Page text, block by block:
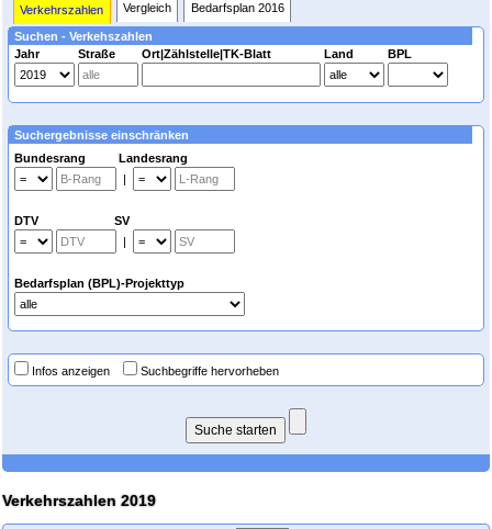
Verkehrszahlen Vergleich Bedarfsplan 2016
Suchen - Verkehszahlen
Jahr
Straße Ort|Zählstelle|TK-Blatt Land BPL
Suchergebnisse einschränken
Bundesrang Landesrang
|
DTV SV
|
Bedarfsplan (BPL)-Projekttyp
Infos anzeigen Suchbegriffe hervorheben
Verkehrszahlen 2019